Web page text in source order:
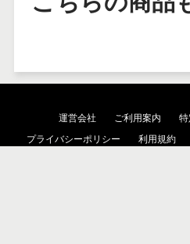
運営会社 ご利用案内
プライバシーポリシー
利用規約